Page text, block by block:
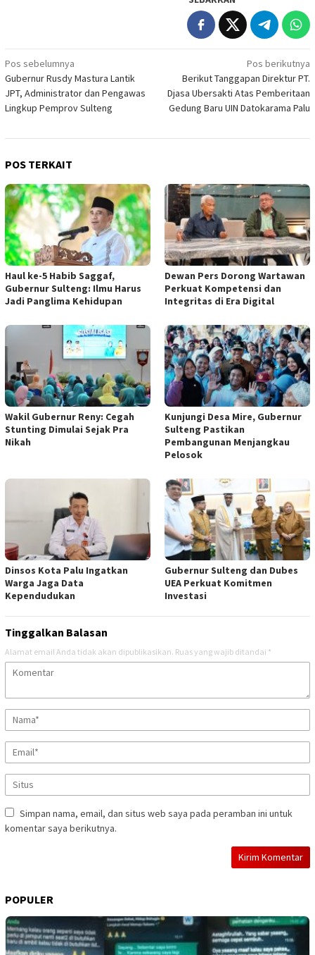
Navigasi
pos
Pos sebelumnya
Gubernur Rusdy Mastura Lantik
JPT, Administrator dan Pengawas
Lingkup Pemprov Sulteng
Pos berikutnya
Berikut Tanggapan Direktur PT.
Djasa Ubersakti Atas Pemberitaan
Gedung Baru UIN Datokarama Palu
POS TERKAIT
Haul ke-5 Habib Saggaf,
Gubernur Sulteng: Ilmu Harus
Jadi Panglima Kehidupan
Dewan Pers Dorong Wartawan
Perkuat Kompetensi dan
Integritas di Era Digital
Wakil Gubernur Reny: Cegah
Stunting Dimulai Sejak Pra
Nikah
Kunjungi Desa Mire, Gubernur
Sulteng Pastikan
Pembangunan Menjangkau
Pelosok
Dinsos Kota Palu Ingatkan
Warga Jaga Data
Kependudukan
Gubernur Sulteng dan Dubes
UEA Perkuat Komitmen
Investasi
Tinggalkan Balasan
Alamat email Anda tidak akan dipublikasikan. Ruas yang wajib ditandai *
Simpan nama, email, dan situs web saya pada peramban ini untuk
komentar saya berikutnya.
POPULER